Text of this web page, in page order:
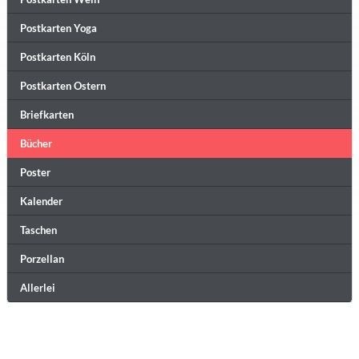
Postkarten Yoga
Postkarten Köln
Postkarten Ostern
Briefkarten
Bücher
Poster
Kalender
Taschen
Porzellan
Allerlei